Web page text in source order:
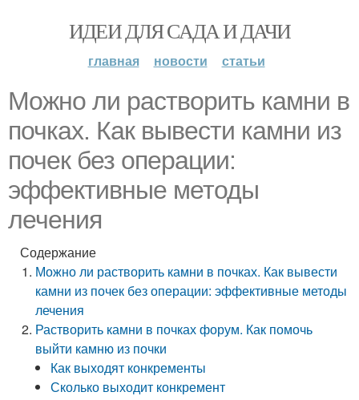
ИДЕИ ДЛЯ САДА И ДАЧИ
главная новости статьи
Можно ли растворить камни в
почках. Как вывести камни из
почек без операции:
эффективные методы
лечения
Содержание
Можно ли растворить камни в почках. Как вывести
камни из почек без операции: эффективные методы
лечения
Растворить камни в почках форум. Как помочь
выйти камню из почки
Как выходят конкременты
Сколько выходит конкремент